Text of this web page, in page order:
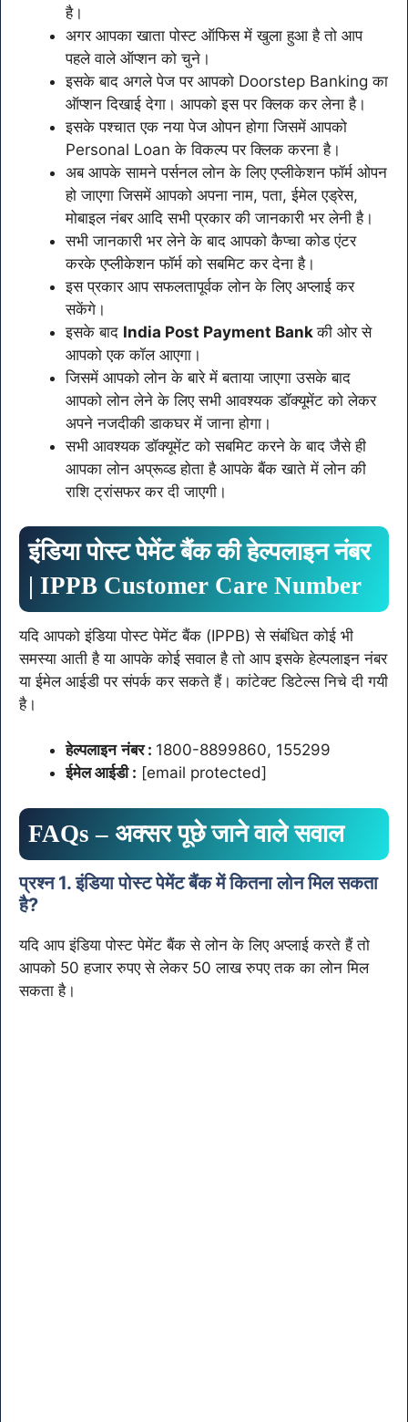
है।
अगर आपका खाता पोस्ट ऑफिस में खुला हुआ है तो आप
पहले वाले ऑप्शन को चुने।
इसके बाद अगले पेज पर आपको Doorstep Banking का
ऑप्शन दिखाई देगा। आपको इस पर क्लिक कर लेना है।
इसके पश्चात एक नया पेज ओपन होगा जिसमें आपको
Personal Loan के विकल्प पर क्लिक करना है।
अब आपके सामने पर्सनल लोन के लिए एप्लीकेशन फॉर्म ओपन
हो जाएगा जिसमें आपको अपना नाम, पता, ईमेल एड्रेस,
मोबाइल नंबर आदि सभी प्रकार की जानकारी भर लेनी है।
सभी जानकारी भर लेने के बाद आपको कैप्चा कोड एंटर
करके एप्लीकेशन फॉर्म को सबमिट कर देना है।
इस प्रकार आप सफलतापूर्वक लोन के लिए अप्लाई कर
सकेंगे।
इसके बाद India Post Payment Bankकी ओर से
आपको एक कॉल आएगा।
जिसमें आपको लोन के बारे में बताया जाएगा उसके बाद
आपको लोन लेने के लिए सभी आवश्यक डॉक्यूमेंट को लेकर
अपने नजदीकी डाकघर में जाना होगा।
सभी आवश्यक डॉक्यूमेंट को सबमिट करने के बाद जैसे ही
आपका लोन अप्रूव्ड होता है आपके बैंक खाते में लोन की
राशि ट्रांसफर कर दी जाएगी।
इंडिया पोस्ट पेमेंट बैंक की हेल्पलाइन नंबर
| IPPB Customer Care Number
यदि आपको इंडिया पोस्ट पेमेंट बैंक (IPPB) से संबंधित कोई भी
समस्या आती है या आपके कोई सवाल है तो आप इसके हेल्पलाइन नंबर
या ईमेल आईडी पर संपर्क कर सकते हैं। कांटेक्ट डिटेल्स निचे दी गयी
है।
हेल्पलाइन नंबर: 1800-8899860, 155299
ईमेल आईडी : [email protected]
FAQs – अक्सर पूछे जाने वाले सवाल
प्रश्न 1. इंडिया पोस्ट पेमेंट बैंक में कितना लोन मिल सकता
है?
यदि आप इंडिया पोस्ट पेमेंट बैंक से लोन के लिए अप्लाई करते हैं तो
आपको 50 हजार रुपए से लेकर 50 लाख रुपए तक का लोन मिल
सकता है।